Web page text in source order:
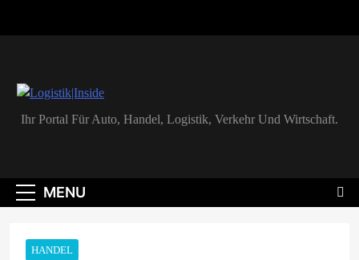
Logistik|Inside
Ihr Portal Für Auto, Handel, Logistik, Verkehr Und Wirtschaft.
MENU
HANDEL